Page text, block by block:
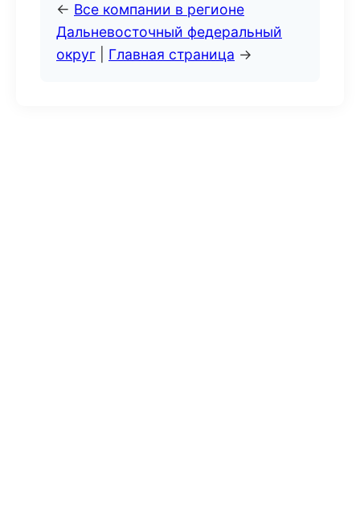
← Все компании в регионе
Дальневосточный федеральный
округ
Главная страница →